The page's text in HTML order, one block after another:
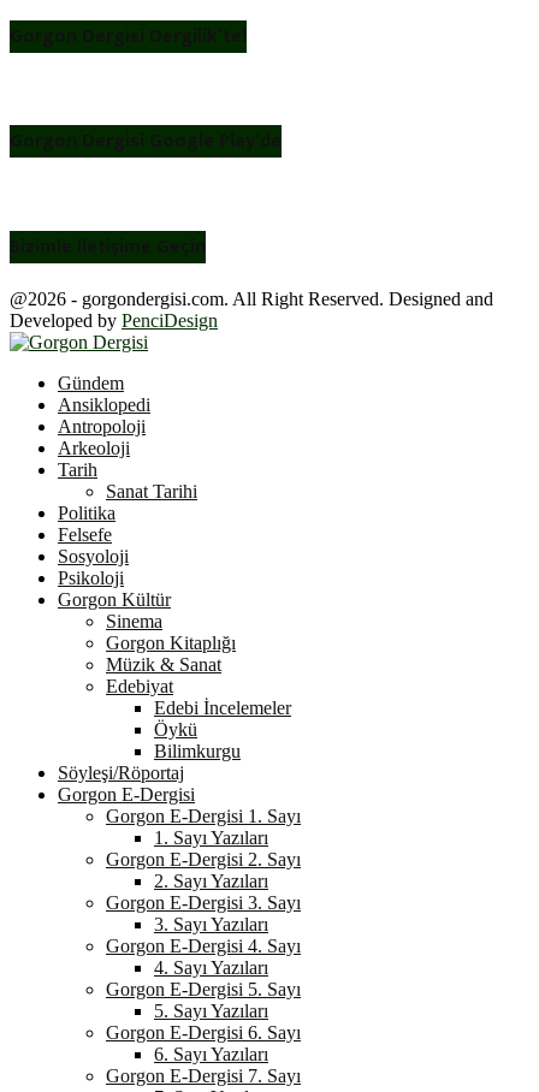
Gorgon Dergisi Dergilik’te!
Gorgon Dergisi Google Play’de
Bizimle İletişime Geçin
@2026 - gorgondergisi.com. All Right Reserved. Designed and
Developed by PenciDesign
Gündem
Ansiklopedi
Antropoloji
Arkeoloji
Tarih
Sanat Tarihi
Politika
Felsefe
Sosyoloji
Psikoloji
Gorgon Kültür
Sinema
Gorgon Kitaplığı
Müzik & Sanat
Edebiyat
Edebi İncelemeler
Öykü
Bilimkurgu
Söyleşi/Röportaj
Gorgon E-Dergisi
Gorgon E-Dergisi 1. Sayı
1. Sayı Yazıları
Gorgon E-Dergisi 2. Sayı
2. Sayı Yazıları
Gorgon E-Dergisi 3. Sayı
3. Sayı Yazıları
Gorgon E-Dergisi 4. Sayı
4. Sayı Yazıları
Gorgon E-Dergisi 5. Sayı
5. Sayı Yazıları
Gorgon E-Dergisi 6. Sayı
6. Sayı Yazıları
Gorgon E-Dergisi 7. Sayı